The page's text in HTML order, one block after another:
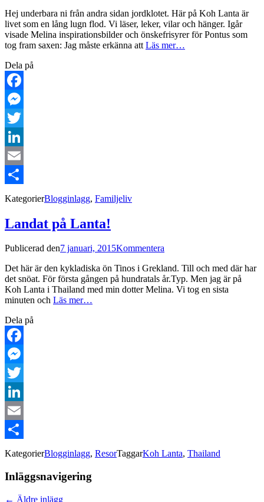
Hej underbara ni från andra sidan jordklotet. Här på Koh Lanta är
livet som en lång lugn flod. Vi läser, leker, vilar och hänger. Igår
visade Melina inspirationsbilder och önskefrisyrer för Pontus som
tog fram saxen: Jag måste erkänna att Läs mer…
Dela på
Facebook
Messenger
Twitter
LinkedIn
Email
Dela
KategorierBlogginlagg, Familjeliv
Landat på Lanta!
Publicerad den7 januari, 2015Kommentera
Det här är den kykladiska ön Tinos i Grekland. Till och med där har
det snöat. För första gången på hundratals år.Typ. Men jag är på
Koh Lanta i Thailand med min dotter Melina. Vi tog en sista
minuten och Läs mer…
Dela på
Facebook
Messenger
Twitter
LinkedIn
Email
Dela
KategorierBlogginlagg, ResorTaggarKoh Lanta, Thailand
Inläggsnavigering
← Äldre inlägg